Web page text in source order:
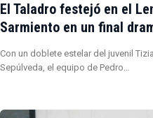
El Taladro festejó en el
Sarmiento en un final
Con un doblete estelar del juvenil
Sepúlveda, el equipo de Pedro…